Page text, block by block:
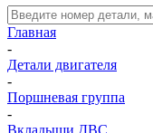
Главная
-
Детали двигателя
-
Поршневая группа
-
Вкладыши ДВС